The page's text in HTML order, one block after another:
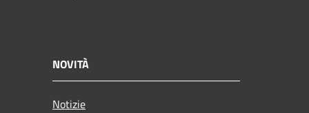
NOVITÀ
Notizie